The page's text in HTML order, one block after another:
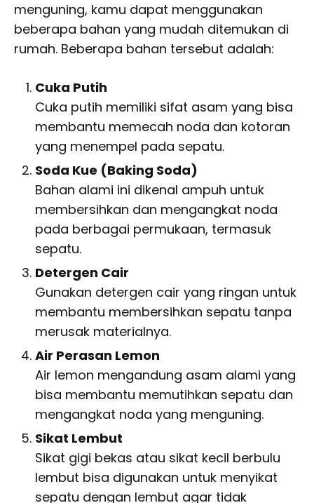
menguning, kamu dapat menggunakan
beberapa bahan yang mudah ditemukan di
rumah. Beberapa bahan tersebut adalah:
Cuka Putih
Cuka putih memiliki sifat asam yang bisa
membantu memecah noda dan kotoran
yang menempel pada sepatu.
Soda Kue (Baking Soda)
Bahan alami ini dikenal ampuh untuk
membersihkan dan mengangkat noda
pada berbagai permukaan, termasuk
sepatu.
Detergen Cair
Gunakan detergen cair yang ringan untuk
membantu membersihkan sepatu tanpa
merusak materialnya.
Air Perasan Lemon
Air lemon mengandung asam alami yang
bisa membantu memutihkan sepatu dan
mengangkat noda yang menguning.
Sikat Lembut
Sikat gigi bekas atau sikat kecil berbulu
lembut bisa digunakan untuk menyikat
sepatu dengan lembut agar tidak